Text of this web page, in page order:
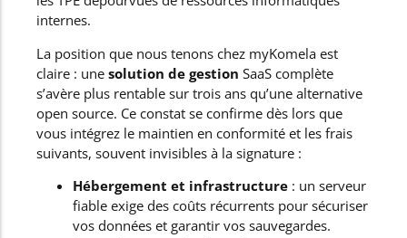
internes.
La position que nous tenons chez myKomela est
claire : une solution de gestion SaaS complète
s’avère plus rentable sur trois ans qu’une alternative
open source. Ce constat se confirme dès lors que
vous intégrez le maintien en conformité et les frais
suivants, souvent invisibles à la signature :
Hébergement et infrastructure : un serveur
fiable exige des coûts récurrents pour sécuriser
vos données et garantir vos sauvegardes.